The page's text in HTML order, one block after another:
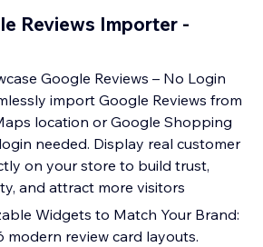
Reviews Importer -
Google Reviews – No Login
import Google Reviews from
location or Google Shopping
needed. Display real customer
on your store to build trust,
and attract more visitors
Widgets to Match Your Brand:
modern review card layouts.